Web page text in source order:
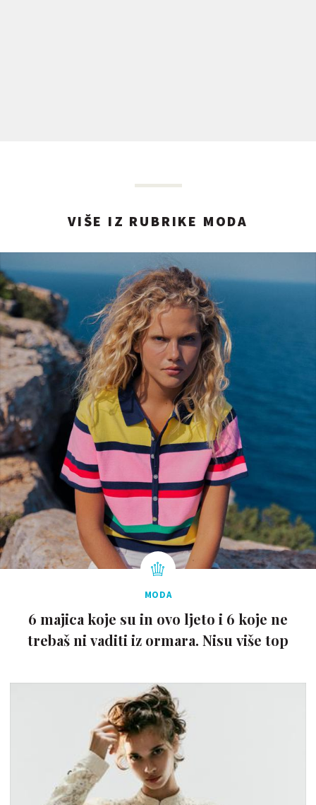
VIŠE IZ RUBRIKE MODA
MODA
6 majica koje su in ovo ljeto i 6 koje ne
trebaš ni vaditi iz ormara. Nisu više top